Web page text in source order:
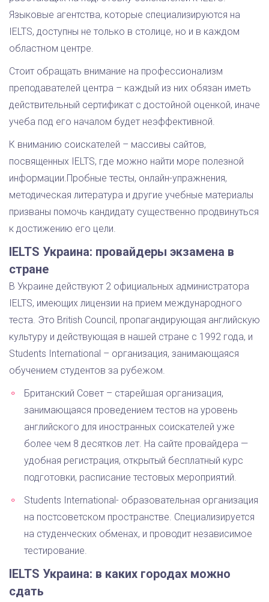
Языковые агентства, которые специализируются на
IELTS, доступны не только в столице, но и в каждом
областном центре.
Стоит обращать внимание на профессионализм
преподавателей центра – каждый из них обязан иметь
действительный сертификат с достойной оценкой, иначе
учеба под его началом будет неэффективной.
К вниманию соискателей – массивы сайтов,
посвященных IELTS, где можно найти море полезной
информации.Пробные тесты, онлайн-упражнения,
методическая литература и другие учебные материалы
призваны помочь кандидату существенно продвинуться
к достижению его цели.
IELTS Украина: провайдеры экзамена в
стране
В Украине действуют 2 официальных администратора
IELTS, имеющих лицензии на прием международного
теста. Это British Council, пропагандирующая английскую
культуру и действующая в нашей стране с 1992 года, и
Students International – организация, занимающаяся
обучением студентов за рубежом.
Британский Совет – старейшая организация,
занимающаяся проведением тестов на уровень
английского для иностранных соискателей уже
более чем 8 десятков лет. На сайте провайдера —
удобная регистрация, открытый бесплатный курс
подготовки, расписание тестовых мероприятий.
Students International- образовательная организация
на постсоветском пространстве. Специализируется
на студенческих обменах, и проводит независимое
тестирование.
IELTS Украина: в каких городах можно
сдать